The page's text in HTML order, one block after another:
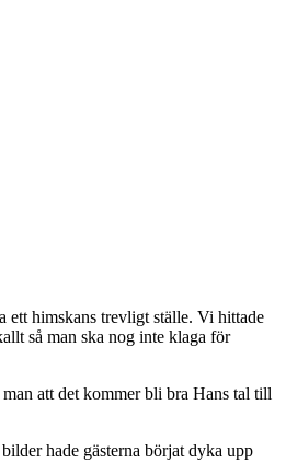
ett himskans trevligt ställe. Vi hittade
så man ska nog inte klaga för
att det kommer bli bra Hans tal till
hade gästerna börjat dyka upp